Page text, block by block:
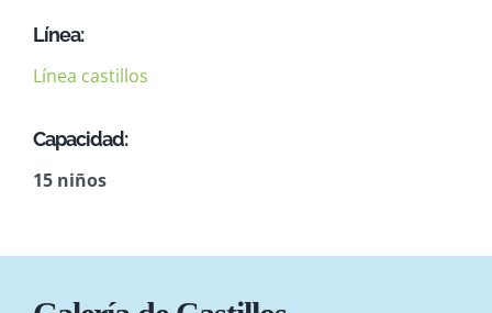
Línea:
Línea castillos
Capacidad:
15 niños